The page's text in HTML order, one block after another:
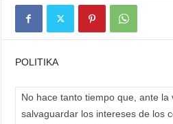
POLITIKA
No hace tanto tiempo que, ante
salvaguardar los intereses de los